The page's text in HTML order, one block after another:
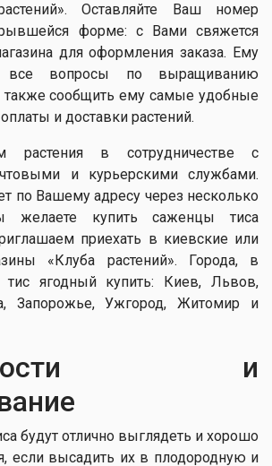
Оставляйте Ваш номер
форме: с Вами свяжется
для оформления заказа. Ему
все вопросы по выращиванию
также сообщить ему самые удобные
и доставки растений.
растения в сотрудничестве с
и курьерскими службами.
по Вашему адресу через несколько
желаете купить саженцы тиса
приехать в киевские или
«Клуба растений». Города, в
ягодный купить: Киев, Львов,
Запорожье, Ужгород, Житомир и
и
будут отлично выглядеть и хорошо
если высадить их в плодородную и